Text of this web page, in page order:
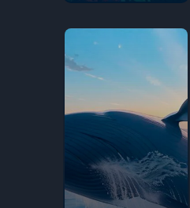
Bem-vindo à
Sustentáveis nos
Oceanos", uma
pelos mistérios e
maravi...